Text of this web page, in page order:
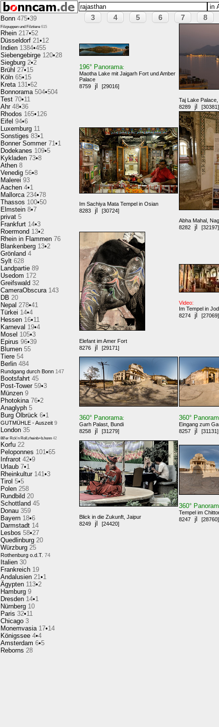
Bonn 475•39
Filzpuppen und Filztiere 615
Rhein 217•52
Düsseldorf 21•12
Indien 1384•455
Siebengebirge 120•28
Siegburg 2•2
Brühl 27•15
Köln 65•15
Kreta 131•62
Bonnorama 504•504
Test 70•11
Ahr 48•36
Rhodos 165•126
Eifel 94•6
Luxemburg 11
Sonstiges 83•1
Bonner Sommer 71•1
Dodekanes 109•5
Kykladen 73•8
Athen 8
Venedig 56•8
Malerei 93
Aachen 4•1
Mallorca 234•78
Thassos 100•50
Elmstein 8•7
privat 5
Frankfurt 14•3
Roermond 13•2
Rhein in Flammen 76
Blankenberg 13•2
Grönland 4
Sylt 628
Landpartie 89
Usedom 172
Greifswald 32
CameraObscura 143
DB 20
Nepal 278•41
Türkei 14•4
Hessen 16•11
Karneval 19•4
Mosel 105•3
Epirus 96•39
Blumen 55
Tiere 54
Berlin 484
Rundgang durch Bonn 147
Bootsfahrt 45
Post-Tower 59•3
Münzen 9
Photokina 76•2
Anaglyph 5
Burg Olbrück 6•1
GUTMÜHLE - Auszeit 9
London 35
88'er Rck'n Roll,rheinb+b.honn 42
Korfu 22
Peloponnes 101•65
Infrarot 42•9
Urlaub 7•1
Rheinkultur 141•3
Tirol 5•5
Polen 258
Rundbild 20
Schottland 45
Donau 359
Bayern 18•6
Darmstadt 14
Lesbos 58•27
Quedlinburg 20
Würzburg 25
Rothenburg o.d.T. 74
Italien 30
Frankreich 19
Andalusien 21•1
Ägypten 113•2
Hamburg 9
Dresden 14•1
Nürnberg 10
Paris 32•11
Chicago 3
Monemvasia 17•14
Königssee 4•4
Amsterdam 6•5
Reborns 28
3 4 5 6 7 8
196° Panorama:
Maotha Lake mit Jaigarh Fort und Amber
Palace
8759
jl [29016]
Taj Lake
8289
jl [30381]
Im Sachiya Mata Tempel in Osian
8283
jl
[30724]
Abha Mahal,
8282
jl [32197]
Elefant im Amer Fort
8276
jl [29171]
Video:
Im Tempel in
8274
jl [27069]
360° Panorama:
Garh Palast, Bundi
8258
jl [31279]
360°
Eingang zum
8257
jl [31131]
Blick in die Zukunft, Jaipur
8249
jl [24420]
360°
Tempel im
8247
jl [28760]